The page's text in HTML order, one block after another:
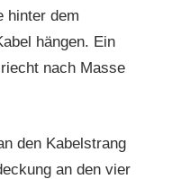
hinter dem
hängen. Ein
nach Masse
den Kabelstrang
an den vier